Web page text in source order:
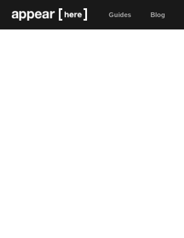
Guides Blog